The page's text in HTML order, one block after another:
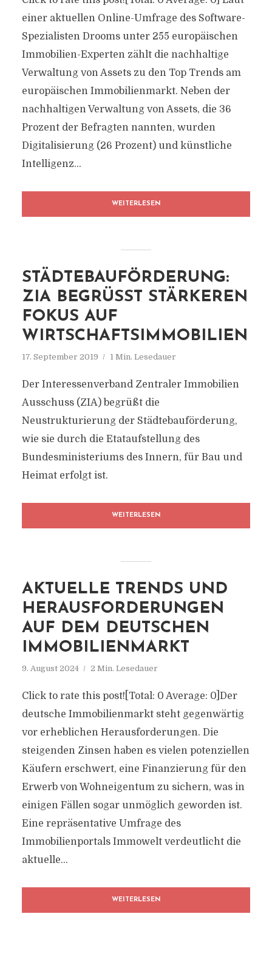
einer aktuellen Online-Umfrage des Software-
Spezialisten Drooms unter 255 europäischen
Immobilien-Experten zählt die nachhaltige
Verwaltung von Assets zu den Top Trends am
europäischen Immobilienmarkt. Neben der
nachhaltigen Verwaltung von Assets, die 36
Prozent der Befragten nannten, wurden
Digitalisierung (26 Prozent) und künstliche
Intelligenz...
WEITERLESEN
STÄDTEBAUFÖRDERUNG:
ZIA BEGRÜSST STÄRKEREN F
OKUS AUF W
IRTSCHAFTSIMMOBILIEN
17. September 2019 1 Min. Lesedauer
Der Interessenverband Zentraler Immobilien
Ausschuss (ZIA) begrüßt die
Neustrukturierung der Städtebauförderung,
wie sie durch die Etataufstellung des
Bundesministeriums des Innern, für Bau und
Heimat erfolgt ist.
WEITERLESEN
AKTUELLE TRENDS UND
HERAUSFORDERUNGEN
AUF DEM DEUTSCHEN
IMMOBILIENMARKT
9. August 2024 2 Min. Lesedauer
Click to rate this post![Total: 0 Average: 0]Der
deutsche Immobilienmarkt steht gegenwärtig
vor erheblichen Herausforderungen. Die
steigenden Zinsen haben es vielen potenziellen
Käufern erschwert, eine Finanzierung für den
Erwerb von Wohneigentum zu sichern, was in
einigen Fällen sogar unmöglich geworden ist.
Eine repräsentative Umfrage des
Immobilienportals Immowelt verdeutlicht die
aktuelle...
WEITERLESEN